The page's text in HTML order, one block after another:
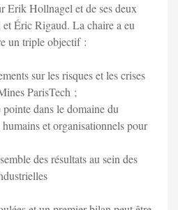
Erik Hollnagel et de ses deux
et Éric Rigaud. La chaire a eu
un triple objectif :
sur les risques et les crises
ParisTech ;
dans le domaine du
et organisationnels pour
des résultats au sein des